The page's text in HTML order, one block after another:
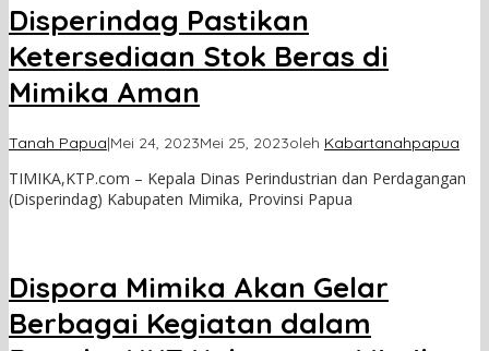
Disperindag Pastikan
Ketersediaan Stok Beras di
Mimika Aman
Tanah Papua|Mei 24, 2023Mei 25, 2023oleh Kabartanahpapua
TIMIKA,KTP.com – Kepala Dinas Perindustrian dan Perdagangan
(Disperindag) Kabupaten Mimika, Provinsi Papua
Dispora Mimika Akan Gelar
Berbagai Kegiatan dalam